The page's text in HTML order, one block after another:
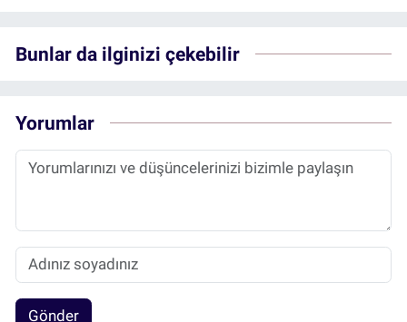
Bunlar da ilginizi çekebilir
Yorumlar
Gönder